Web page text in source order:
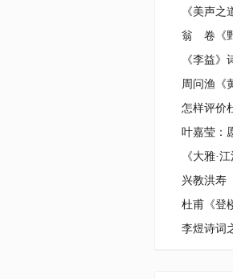
《美声
翁 卷《
《李益》
周问渔《
怎样评价
叶嘉莹：
《大雅·
兴教洪寿
杜甫《登
李煜诗词